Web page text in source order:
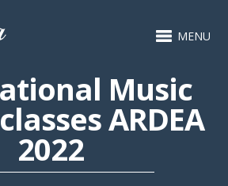
MENU
Music
ARDEA
2022